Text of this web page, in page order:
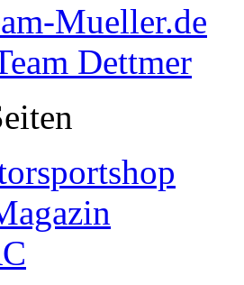
Mueller.de
Dettmer